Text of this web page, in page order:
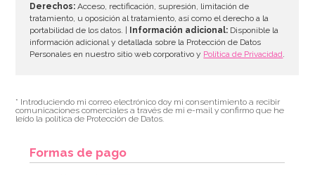
Derechos: Acceso, rectificación, supresión, limitación de
tratamiento, u oposición al tratamiento, así como el derecho a la
portabilidad de los datos. |
Información adicional: Disponible la
información adicional y detallada sobre la Protección de Datos
Personales en nuestro sitio web corporativo y Política de Privacidad.
* Introduciendo mi correo electrónico doy mi consentimiento a recibir
comunicaciones comerciales a través de mi e-mail y confirmo que he
leído la política de Protección de Datos.
Formas de pago